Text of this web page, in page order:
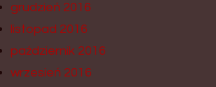
grudzień 2016
listopad 2016
październik 2016
wrzesień 2016